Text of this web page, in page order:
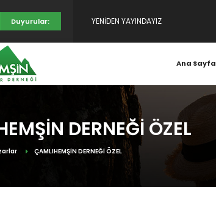
Duyurular: YENİDEN YAYINDAYIZ
TULUMUN TARİHÇESİ SUNUM VE
RAHMET, MİNNET VE
Ana Sayfa
DERNEĞİ ÖZEL
ÇAMLIHEMŞİN DERNEĞİ ÖZEL